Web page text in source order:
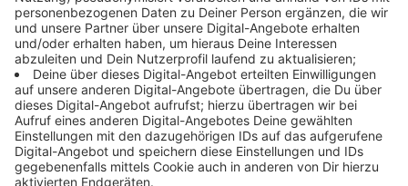
Bereiche des Körpers aus. Das Interview mit Dr. Jürgen
Remig gibt es hier zum Nachhören:
Anzeige